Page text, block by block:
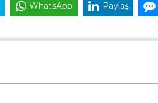
WhatsApp Paylaş